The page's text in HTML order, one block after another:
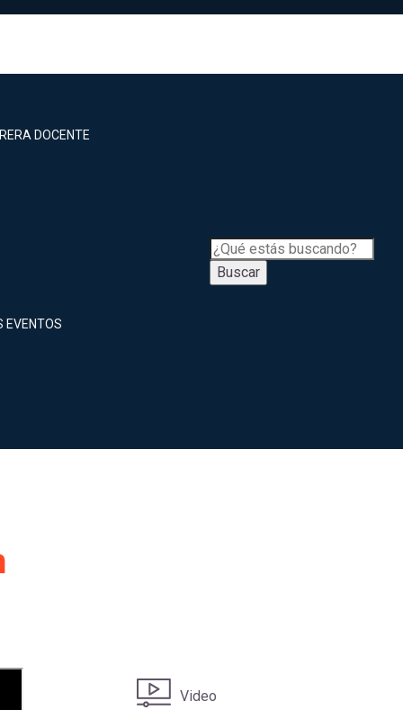
DOCENTE
EVENTOS
Buscar
Video